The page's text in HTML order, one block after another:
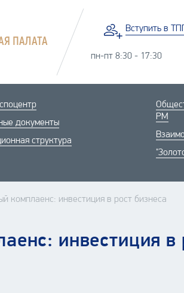
ПАЛАТА
Вступитьв
пн-пт 8:30 - 17:30
документы
структура
РМ
комплаенс: инвестиция в рост бизнеса
инвестиция в